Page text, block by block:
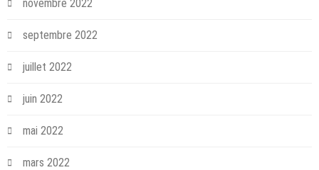
novembre 2022
septembre 2022
juillet 2022
juin 2022
mai 2022
mars 2022